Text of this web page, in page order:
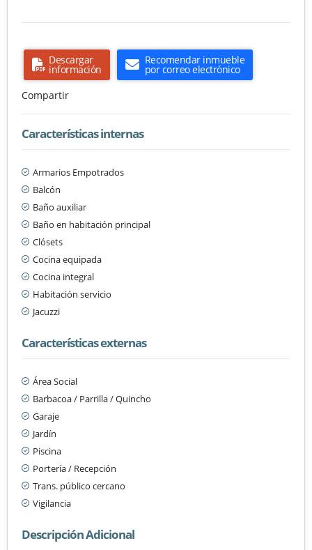
Descargar
información
Recomendar inmueble
por correo electrónico
Compartir
Características internas
Armarios Empotrados
Balcón
Baño auxiliar
Baño en habitación principal
Clósets
Cocina equipada
Cocina integral
Habitación servicio
Jacuzzi
Características externas
Área Social
Barbacoa / Parrilla / Quincho
Garaje
Jardín
Piscina
Portería / Recepción
Trans. público cercano
Vigilancia
Descripción Adicional